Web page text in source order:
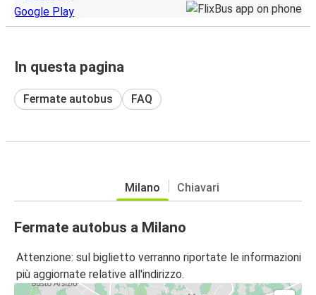
In questa pagina
Fermate autobus FAQ
Milano Chiavari
Fermate autobus a Milano
Attenzione: sul biglietto verranno riportate le informazioni
più aggiornate relative all'indirizzo.